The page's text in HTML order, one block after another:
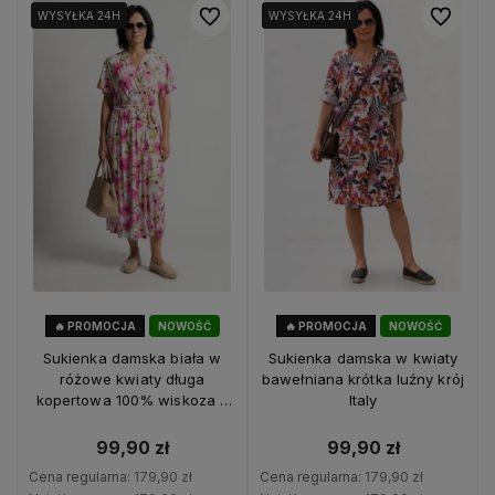
NOWOŚĆ
🔥 PROMOCJA
WYSYŁKA 24H
WYSYŁKA 24H
Sukienka damska biała w
różowe kwiaty długa
kopertowa 100% wiskoza z
99,90 zł
Cena regularna: 179,90 zł
Do ulubionych
NOWOŚĆ
🔥 PROMOCJA
WYSYŁKA 24H
WYSYŁKA 24H
Sukienka damska w kwiaty
bawełniana krótka luźny krój
Italy
99,90 zł
Cena regularna: 179,90 zł
Do